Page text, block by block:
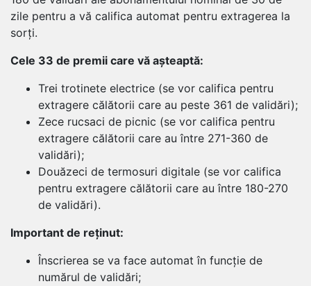
zile pentru a vă califica automat pentru extragerea la
sorți.
Cele 33 de premii care vă așteaptă:
Trei trotinete electrice (se vor califica pentru
extragere călătorii care au peste 361 de validări);
Zece rucsaci de picnic (se vor califica pentru
extragere călătorii care au între 271-360 de
validări);
Douăzeci de termosuri digitale (se vor califica
pentru extragere călătorii care au între 180-270
de validări).
Important de reținut:
Înscrierea se va face automat în funcție de
numărul de validări;